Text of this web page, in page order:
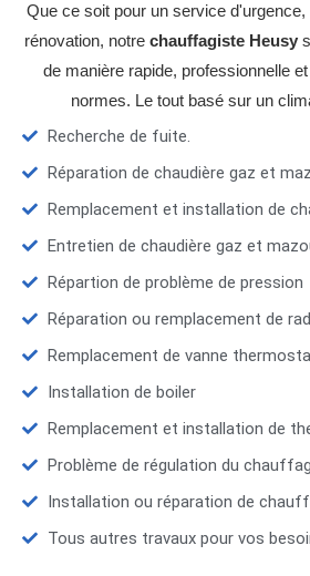
Que ce soit pour un service d'urgence,
rénovation, notre chauffagiste Heusy
de manière rapide, professionnelle
normes. Le tout basé sur un
Recherche de fuite.
Réparation de chaudière gaz et
Remplacement et installation de
Entretien de chaudière gaz et
Répartion de problème de pression
Réparation ou remplacement de
Remplacement de vanne
Installation de boiler
Remplacement et installation de
Problème de régulation du
Installation ou réparation de
Tous autres travaux pour vos